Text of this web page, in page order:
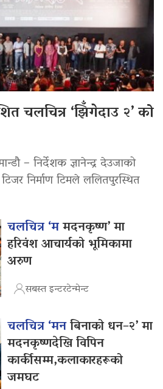
चलचित्र ‘झिँगेदाउ २’ को
– निर्देशक ज्ञानेन्द्र देउजाको
निर्माण टिमले ललितपुरस्थित
चलचित्र ‘ममदनकृष्ण’ मा
हरिवंश आचार्यको भूमिकामा
अरुण
सबस्त इन्टरटेन्मेन्ट
चलचित्र ‘मनबिनाको धन–२’ मा
मदनकृष्णदेखि विपिन
कार्कीसम्म,कलाकारहरूको
जमघट